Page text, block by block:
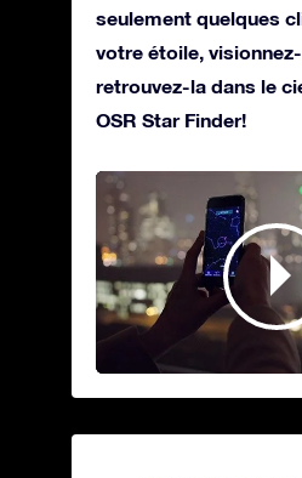
seulement quelques
votre étoile,
retrouvez-la dans le
OSR Star Finder!